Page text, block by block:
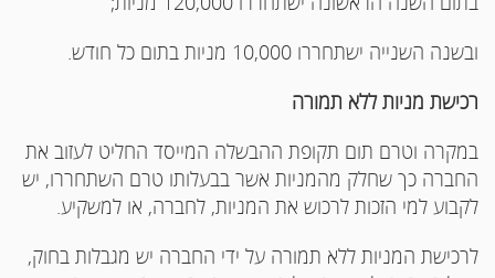
ובשנה השנייה ישתחררו 10,000 מניות בתום כל חודש.
רכישת מניות ללא תמורה
במקרה וטרם תום תקופת ההבשלה המייסד החליט לעזוב את
החברה כך שחלק מהמניות אשר בבעלותו טרם השתחררו, יש
לקבוע למי הזכות לרכוש את המניות, לחברה, או למשקיע.
לרכישת המניות ללא תמורה על ידי החברה יש מגבלות בחוק,